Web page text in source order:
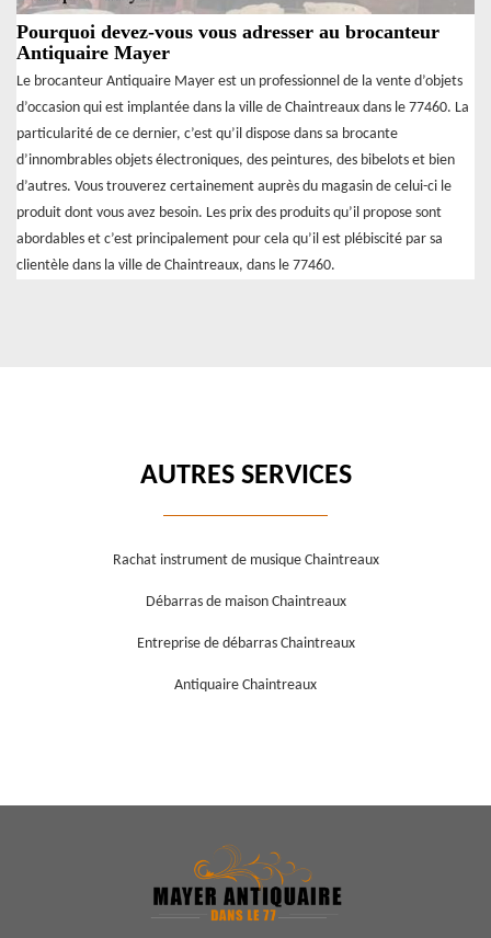
Pourquoi devez-vous vous adresser au brocanteur
Antiquaire Mayer
Le brocanteur Antiquaire Mayer est un professionnel de la vente d’objets
d’occasion qui est implantée dans la ville de Chaintreaux dans le 77460. La
particularité de ce dernier, c’est qu’il dispose dans sa brocante
d’innombrables objets électroniques, des peintures, des bibelots et bien
d’autres. Vous trouverez certainement auprès du magasin de celui-ci le
produit dont vous avez besoin. Les prix des produits qu’il propose sont
abordables et c’est principalement pour cela qu’il est plébiscité par sa
clientèle dans la ville de Chaintreaux, dans le 77460.
AUTRES SERVICES
Rachat instrument de musique Chaintreaux
Débarras de maison Chaintreaux
Entreprise de débarras Chaintreaux
Antiquaire Chaintreaux